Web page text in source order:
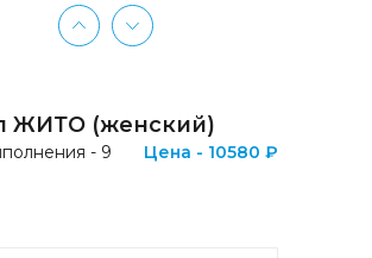
комплекс, скрининг
«Пищевая
IgE (ImmunoCAP)
белок f1, Молоко f2,
ЖИТО (женский)
- 9 Цена - 10580 ₽